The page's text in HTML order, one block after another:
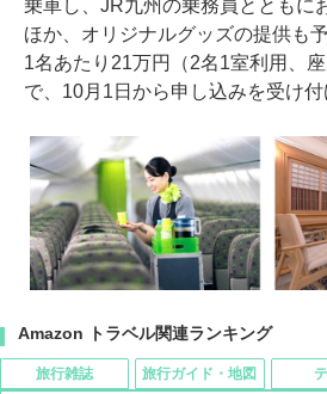
乗車し、JR九州の乗務員とともに
ほか、オリジナルグッズの提供も
1名あたり21万円（2名1室利用、座
で、10月1日から申し込みを受け付
Amazon トラベル関連ランキング
旅行雑誌 旅行ガイド・地図